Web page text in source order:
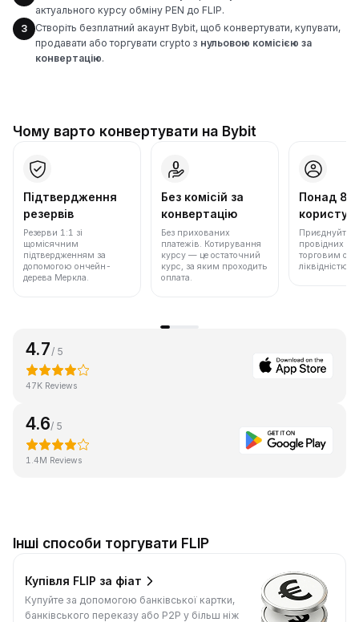
актуального курсу обміну PEN до FLIP.
3
Створіть безплатний акаунт Bybit, щоб конвертувати, купувати,
продавати або торгувати crypto з нульовою комісією за
конвертацію.
Чому варто конвертувати на Bybit
Підтвердження
резервів
Резерви 1:1 зі
щомісячним
підтвердженням за
допомогою ончейн-
дерева Меркла.
Без комісій за
конвертацію
Без прихованих
платежів. Котирування
курсу — це остаточний
курс, за яким проходить
оплата.
Понад 86
Приєднуйтеся
провідних
торговим
ліквідністю.
4.7/ 5
47K Reviews
4.6/ 5
1.4M Reviews
Інші способи торгувати FLIP
Купівля FLIP за фіат
Купуйте за допомогою банківської картки,
банківського переказу або P2P у більш ніж